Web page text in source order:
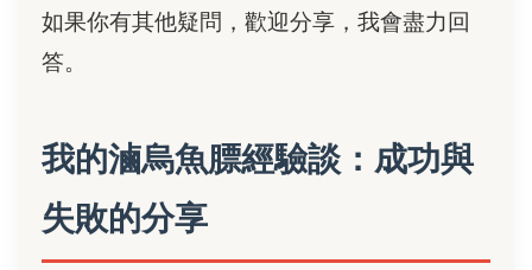
如果你有其他疑問，歡迎分享，我會盡力回
答。
我的滷烏魚膘經驗談：成功與
失敗的分享